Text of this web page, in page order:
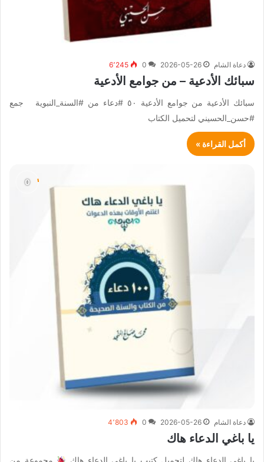
دعاة الشام 2026-05-26
0 6٬245
سبائك الأدعية – من جوامع الأدعية
سبائك الأدعية من جوامع الأدعية ٥٠ #دعاء من #السنة_النبوية جمع
#حسن_الحسيني لتحميل الكتاب
أكمل القراءة »
دعاة الشام 2026-05-26
0 4٬803
يا باغي الدعاء هاك